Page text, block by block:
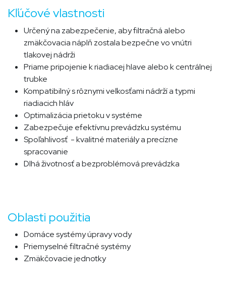
Kľúčové vlastnosti
Určený na zabezpečenie, aby filtračná alebo
zmäkčovacia náplň zostala bezpečne vo vnútri
tlakovej nádrži
Priame pripojenie k riadiacej hlave alebo k centrálnej
trubke
Kompatibilný s rôznymi veľkosťami nádrží a typmi
riadiacich hláv
Optimalizácia prietoku v systéme
Zabezpečuje efektívnu prevádzku systému
Spoľahlivosť - kvalitné materiály a precízne
spracovanie
Dlhá životnosť a bezproblémová prevádzka
Oblasti použitia
Domáce systémy úpravy vody
Priemyselné filtračné systémy​
Zmäkčovacie jednotky​